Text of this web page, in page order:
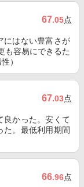
67.05点
にはない豊富さが
も容易にできるた
）
67.03点
良かった。安くて
た。最低利用期間
66.96点